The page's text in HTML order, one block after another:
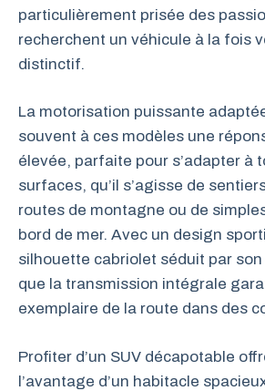
particulièrement prisée des
recherchent un véhicule à la fois
distinctif.
La motorisation puissante
souvent à ces modèles une
élevée, parfaite pour s’adapter à
surfaces, qu’il s’agisse de
routes de montagne ou de
bord de mer. Avec un design
silhouette cabriolet séduit par
que la transmission intégrale
exemplaire de la route dans des
Profiter d’un SUV décapotable
l’avantage d’un habitacle